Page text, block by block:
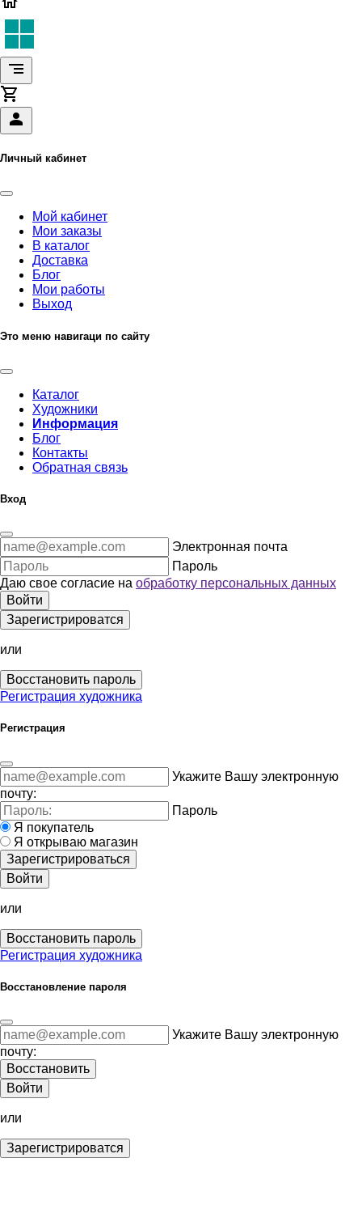
Личный кабинет
Мой кабинет
Мои заказы
В каталог
Доставка
Блог
Мои работы
Выход
Это меню навигаци по сайту
Каталог
Художники
Информация
Блог
Контакты
Обратная связь
Вход
Электронная почта
Пароль
Даю свое согласие на обработку персональных данных
Войти
Зарегистрироватся
или
Восстановить пароль
Регистрация художника
Регистрация
Укажите Вашу электронную
почту:
Пароль
Я покупатель
Я открываю магазин
Зарегистрироваться
Войти
или
Восстановить пароль
Регистрация художника
Восстановление пароля
Укажите Вашу электронную
почту:
Восстановить
Войти
или
Зарегистрироватся